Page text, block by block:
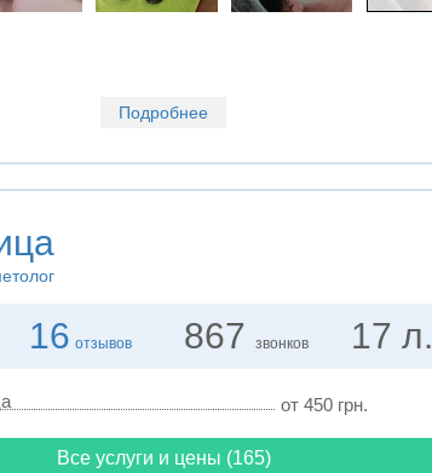
Подробнее
16 отзывов 867 звонков 17 л.
от 450 грн.
Все услуги и цены (165)